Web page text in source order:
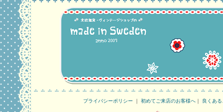
プライバシーポリシー ｜ 初めてご来店のお客様へ ｜ 良くあ